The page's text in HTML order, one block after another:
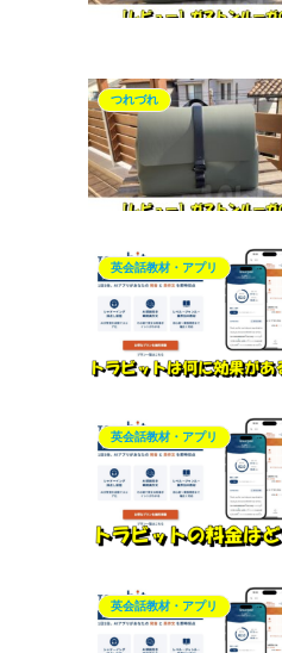
つれづれ
英会話教材・アプリ
英会話教材・アプリ
英会話教材・アプリ